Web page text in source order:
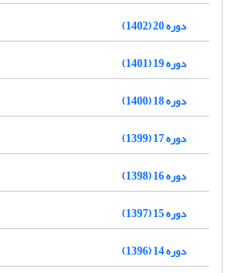
دوره 20 (1402)
دوره 19 (1401)
دوره 18 (1400)
دوره 17 (1399)
دوره 16 (1398)
دوره 15 (1397)
دوره 14 (1396)